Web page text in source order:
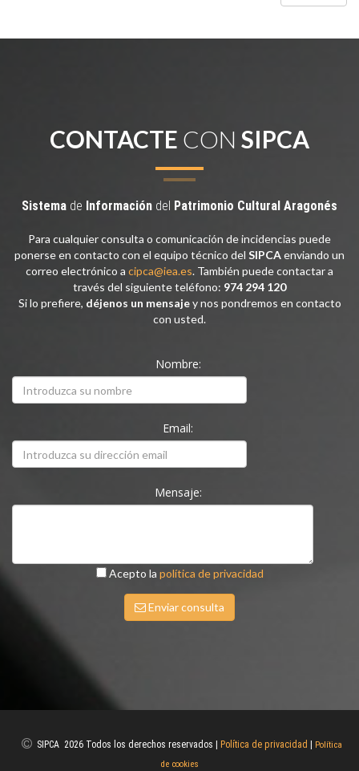
CONTACTE CON SIPCA
Sistema de Información del Patrimonio Cultural Aragonés
Para cualquier consulta o comunicación de incidencias puede
ponerse en contacto con el equipo técnico del SIPCAenviando un
correo electrónico a cipca@iea.es. También puede contactar a
través del siguiente teléfono: 974 294 120
Si lo prefiere, déjenos un mensajey nos pondremos en contacto
con usted.
Nombre:
Email:
Mensaje:
Acepto la política de privacidad
Enviar consulta
SIPCA 2026 Todos los derechos reservados | Política de privacidad
Política
de cookies